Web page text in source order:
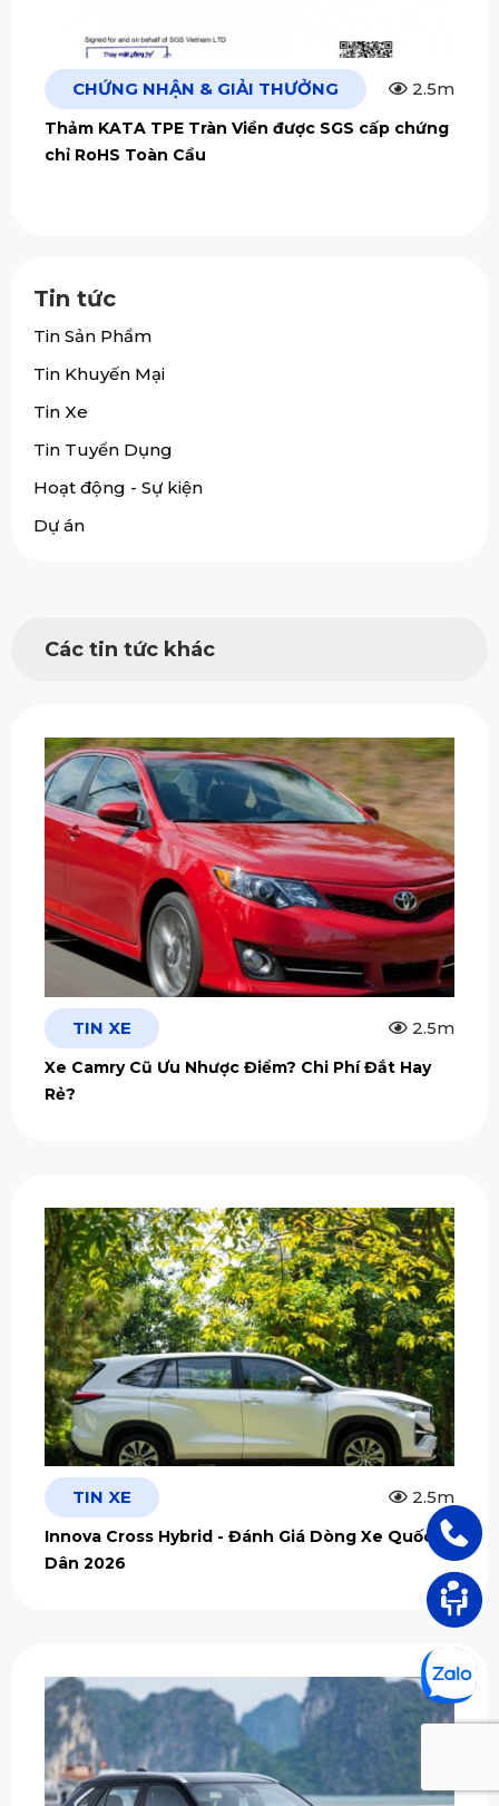
CHỨNG NHẬN & GIẢI THƯỞNG 2.5m
Thảm KATA TPE Tràn Viền được SGS cấp chứng
chỉ RoHS Toàn Cầu
Tin tức
Tin Sản Phẩm
Tin Khuyến Mại
Tin Xe
Tin Tuyển Dụng
Hoạt động - Sự kiện
Dự án
Các tin tức khác
TIN XE 2.5m
Xe Camry Cũ Ưu Nhược Điểm? Chi Phí Đắt Hay
Rẻ?
TIN XE 2.5m
Innova Cross Hybrid - Đánh Giá Dòng Xe Quốc
Dân 2026